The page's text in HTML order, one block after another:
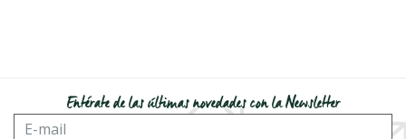
Entérate de las últimas novedades con la Newsletter